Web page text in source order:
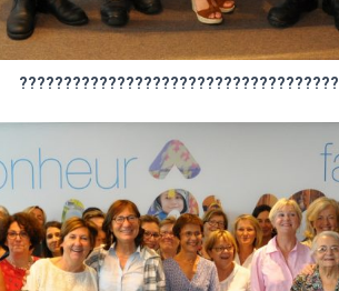
????????????????????????????????????